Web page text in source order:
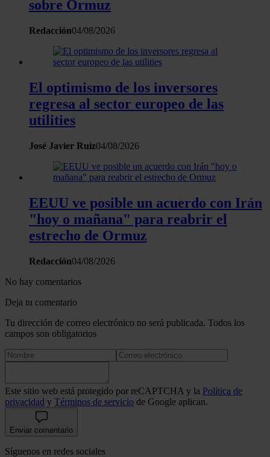
sobre Ormuz
Redacción04/08/2026
El optimismo de los inversores
regresa al sector europeo de las
utilities
José Javier Ruiz04/08/2026
EEUU ve posible un acuerdo con Irán
"hoy o mañana" para reabrir el
estrecho de Ormuz
Redacción04/08/2026
No hay comentarios
Deja tu comentario
Tu dirección de correo electrónico no será publicada. Todos los
campos son obligatorios
Este sitio web está protegido por reCAPTCHA y la Política de
privacidad y Términos de servicio de Google aplican.
Enviar comentario
Síguenos en redes sociales